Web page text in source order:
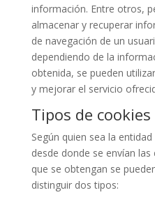
información. Entre otros,
almacenar y recuperar
de navegación de un
dependiendo de la
obtenida, se pueden
y mejorar el servicio
Tipos de cookies
Según quien sea la
desde donde se envían
que se obtengan se
distinguir dos tipos: